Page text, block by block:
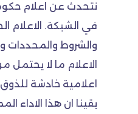
نتحدث عن اعلام
في الشبكة. الاعلام
والشروط والمحددات
الاعلام ما لا
اعلامية خادشة للذوق
يقينا ان هذا الاداء